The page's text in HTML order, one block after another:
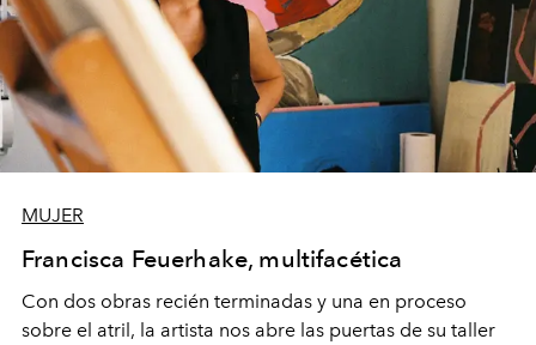
MUJER
Francisca Feuerhake, multifacética
Con dos obras recién terminadas y una en proceso
sobre el atril, la artista nos abre las puertas de su taller